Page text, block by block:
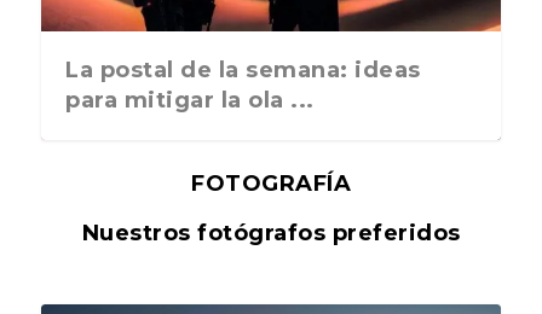
La postal de la semana: ideas
para mitigar la ola ...
FOTOGRAFÍA
Nuestros fotógrafos preferidos